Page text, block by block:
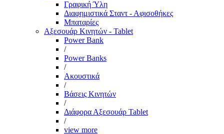
Γραφική Ύλη
Διαφημιστικά Σταντ - Αφισοθήκες
Μπαταρίες
Αξεσουάρ Κινητών - Tablet
Power Bank
/
Power Banks
/
Ακουστικά
/
Βάσεις Κινητών
/
Διάφορα Αξεσουάρ Tablet
/
view more